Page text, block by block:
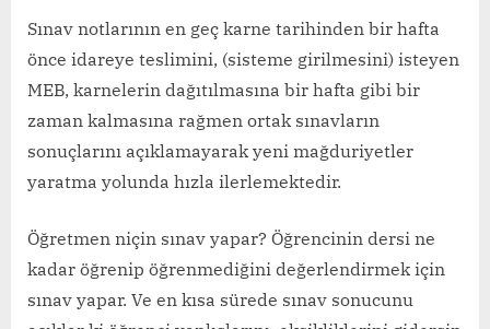
Sınav notlarının en geç karne tarihinden bir hafta
önce idareye teslimini, (sisteme girilmesini) isteyen
MEB, karnelerin dağıtılmasına bir hafta gibi bir
zaman kalmasına rağmen ortak sınavların
sonuçlarını açıklamayarak yeni mağduriyetler
yaratma yolunda hızla ilerlemektedir.
Öğretmen niçin sınav yapar? Öğrencinin dersi ne
kadar öğrenip öğrenmediğini değerlendirmek için
sınav yapar. Ve en kısa sürede sınav sonucunu